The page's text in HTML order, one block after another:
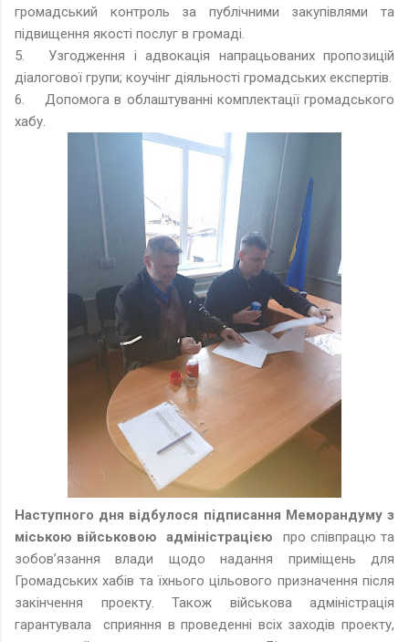
громадський контроль за публічними закупівлями та
підвищення якості послуг в громаді.
5.
Узгодження і адвокація напрацьованих пропозицій
діалогової групи; коучінг діяльності громадських експертів.
6.
Допомога в облаштуванні комплектації громадського
хабу.
Наступного дня відбулося підписання Меморандуму з
міською військовою адміністрацією про співпрацю та
зобов’язання влади щодо надання приміщень для
Громадських хабів та їхнього цільового призначення після
закінчення проекту. Також військова адміністрація
гарантувала сприяння в проведенні всіх заходів проекту,